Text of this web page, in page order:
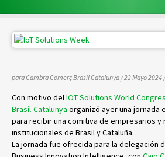
para Cambra Comerç Brasil Catalunya/ 22 Mayo 2024
Con motivo delIOT Solutions World
Brasil-Catalunya organizó ayer una jornada
para recibir una comitiva de empresarios
institucionales de Brasil y Cataluña.
La jornada fue ofrecida para la delegación